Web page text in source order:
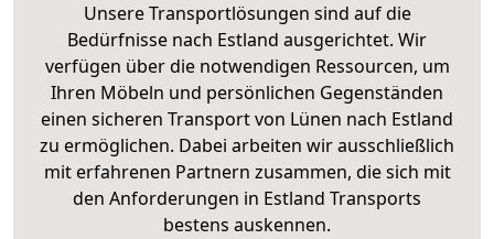
Unsere Transportlösungen sind auf die
Bedürfnisse nach Estland ausgerichtet. Wir
verfügen über die notwendigen Ressourcen, um
Ihren Möbeln und persönlichen Gegenständen
einen sicheren Transport von Lünen nach Estland
zu ermöglichen. Dabei arbeiten wir ausschließlich
mit erfahrenen Partnern zusammen, die sich mit
den Anforderungen in Estland Transports
bestens auskennen.